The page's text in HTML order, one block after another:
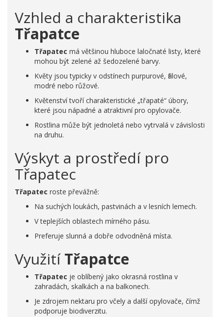
Vzhled a charakteristika
Třapatce
Třapatec má většinou hluboce laločnaté listy, které
mohou být zelené až šedozelené barvy.
Květy jsou typicky v odstínech purpurové, fialové,
modré nebo růžové.
Květenství tvoří charakteristické „třapaté“ úbory,
které jsou nápadné a atraktivní pro opylovače.
Rostlina může být jednoletá nebo vytrvalá v závislosti
na druhu.
Výskyt a prostředí pro
Třapatec
Třapatec roste převážně:
Na suchých loukách, pastvinách a v lesních lemech.
V teplejších oblastech mírného pásu.
Preferuje slunná a dobře odvodněná místa.
VyužitíTřapatce
Třapatec je oblíbený jako okrasná rostlina v
zahradách, skalkách a na balkonech.
Je zdrojem nektaru pro včely a další opylovače, čímž
podporuje biodiverzitu.